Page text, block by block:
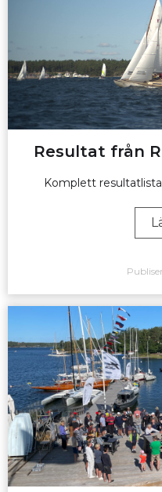
Resultat från
Komplett